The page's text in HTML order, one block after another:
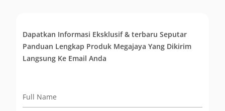
Dapatkan Informasi Eksklusif & terbaru Seputar
Panduan Lengkap Produk Megajaya Yang Dikirim
Langsung Ke Email Anda